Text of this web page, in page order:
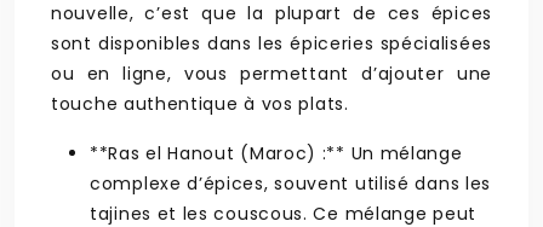
nouvelle, c’est que la plupart de ces épices
sont disponibles dans les épiceries spécialisées
ou en ligne, vous permettant d’ajouter une
touche authentique à vos plats.
**Ras el Hanout (Maroc) :** Un mélange
complexe d’épices, souvent utilisé dans les
tajines et les couscous. Ce mélange peut